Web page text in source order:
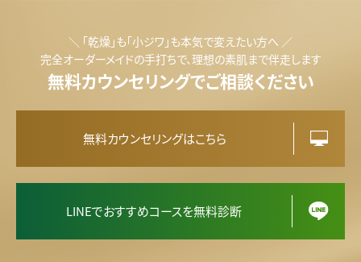
＼ 「乾燥」も「小ジワ」も本気で変えたい方へ ／
完全オーダーメイドの手打ちで、理想の素肌まで伴走します
無料カウンセリングでご相談ください
無料カウンセリングはこちら
LINEでおすすめコースを無料診断